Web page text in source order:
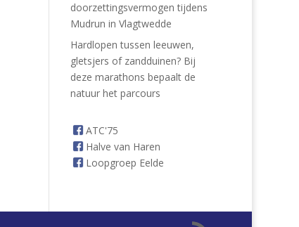
doorzettingsvermogen tijdens
Mudrun in Vlagtwedde
Hardlopen tussen leeuwen,
gletsjers of zandduinen? Bij
deze marathons bepaalt de
natuur het parcours
ATC'75
Halve van Haren
Loopgroep Eelde